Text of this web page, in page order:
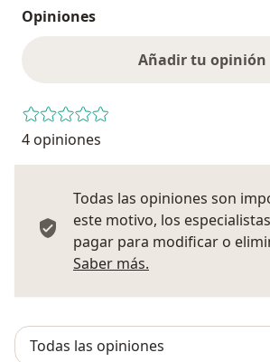
Opiniones
Añadir tu opinión
4 opiniones
Todas las opiniones son
este motivo, los
pagar para modificar o
Saber más.